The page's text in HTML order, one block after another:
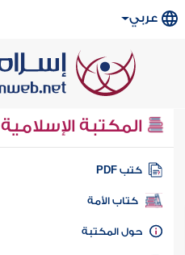
عربي
المكتبة الإسلامية
كتب PDF
كتاب الأمة